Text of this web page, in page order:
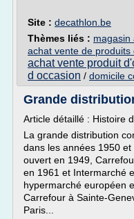
Site : decathlon.be
Thèmes liés : magasin
achat vente de
achat vente produit
d occasion / domicile
Grande
Article détaillé : Histoire
La grande distribution
dans les années 1950
ouvert en 1949,
en 1961 et Intermarché
hypermarché européen
Carrefour à Sainte-
Paris...